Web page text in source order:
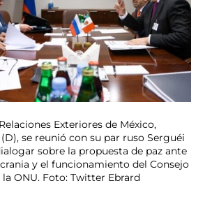
Exteriores de México,
se reunió con su par ruso Serguéi
sobre la propuesta de paz ante
y el funcionamiento del Consejo
ONU. Foto: Twitter Ebrard